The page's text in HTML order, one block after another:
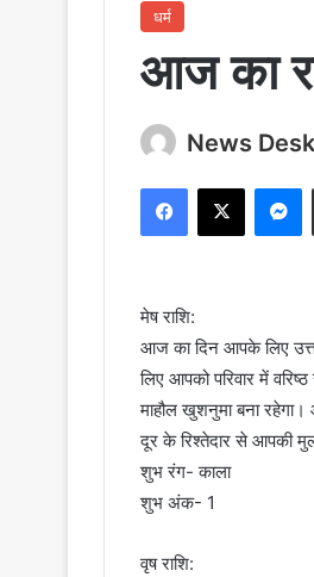
धर्म
आज का
News Desk
Facebook
X
मेष राशि:
आज का दिन आपके लिए
लिए आपको परिवार में
माहौल खुशनुमा बना
दूर के रिश्तेदार से आपकी
शुभ रंग- काला
शुभ अंक- 1
वृष राशि: